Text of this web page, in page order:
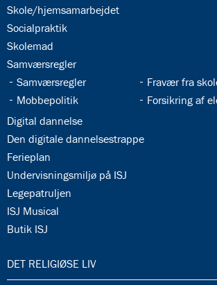
34.3:
Skole/hjemsamarbejdet
34.4:
Socialpraktik
34.5:
Skolemad
34.6:
Samværsregler
34.7:
Samværsregler 34.8:
Fravær fra
34.9:
Mobbepolitik 34.10:
Forsikring af
34.11:
Digital dannelse
34.12:
Den digitale dannelsestrappe
34.13:
Ferieplan
34.14:
Undervisningsmiljø på ISJ
34.15:
Legepatruljen
34.16:
ISJ Musical
34.17:
Butik ISJ
35.0:
DET RELIGIØSE LIV